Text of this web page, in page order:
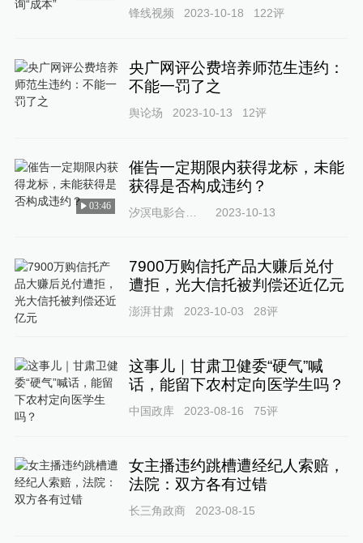
锋线视频 2023-10-18 122评
央广网评公费培养师范生违约：
不能一罚了之
舆论场 2023-10-13 12评
03:46
催告一定期限内获得龙标，未能
获得是否构成违约？
2023-10-13
7900万购信托产品大赚后兑付
遭拒，光大信托被判偿还近亿元
澎湃甘肃 2023-10-03 28评
这事儿｜甘肃卫健委“硬气”喊
话，能留下农村定向医学生吗？
中国政库 2023-08-16 75评
女主播违约跳槽遭经纪人索赔，
法院：双方各有过错
长三角政商 2023-08-15